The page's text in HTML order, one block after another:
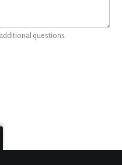
questions.